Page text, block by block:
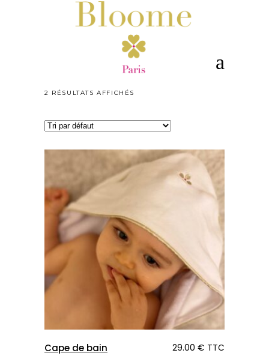
2 RÉSULTATS AFFICHÉS
Cape de bain 29.00 € TTC